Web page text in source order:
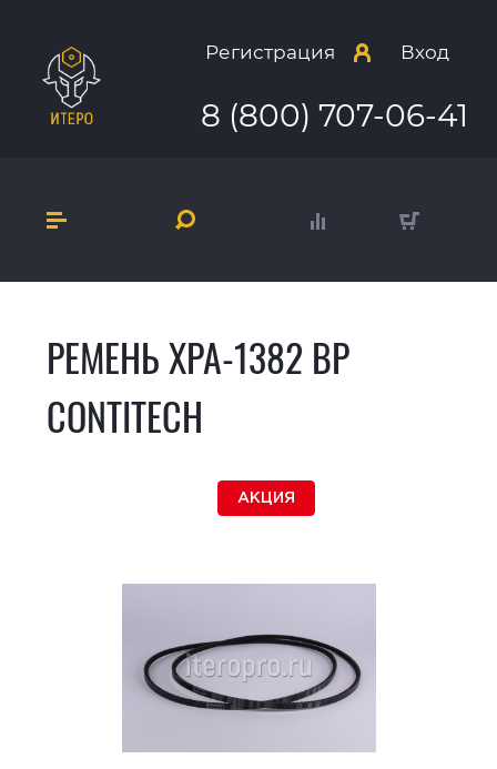
Регистрация Вход
8 (800) 707-06-41
РЕМЕНЬ XPA-1382 BP
CONTITECH
АКЦИЯ